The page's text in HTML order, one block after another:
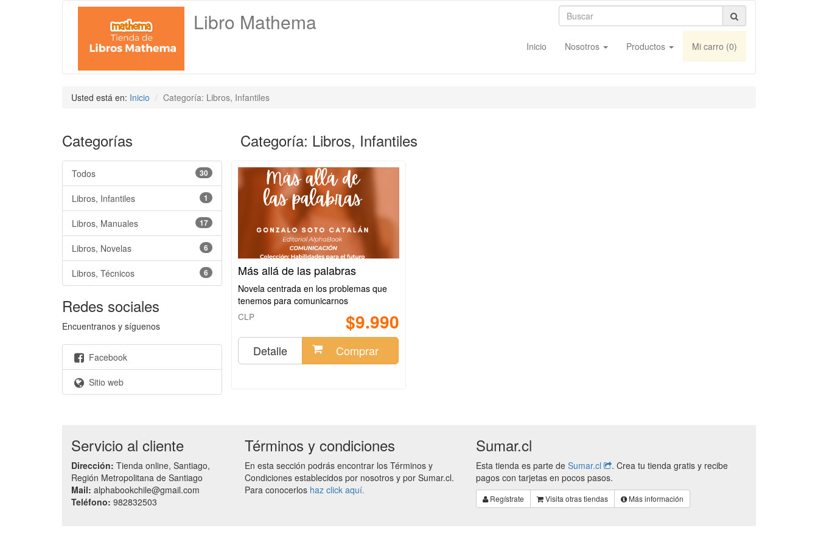
Libro Mathema
Inicio Nosotros Productos Mi carro (0)
Usted está en: Inicio Categoría: Libros, Infantiles
Categorías
30
Todos
1
Libros, Infantiles
17
Libros, Manuales
6
Libros, Novelas
6
Libros, Técnicos
Redes sociales
Encuentranos y síguenos
Facebook
Sitio web
Categoría: Libros, Infantiles
Más allá de las palabras
Novela centrada en los problemas que
tenemos para comunicarnos
$9.990
CLP
Detalle Comprar
Servicio al cliente
Dirección: Tienda online, Santiago,
Región Metropolitana de Santiago
Mail: alphabookchile@gmail.com
Teléfono: 982832503
Términos y condiciones
En esta sección podrás encontrar los Términos y
Condiciones establecidos por nosotros y por Sumar.cl.
Para conocerlos haz click aquí.
Sumar.cl
Esta tienda es parte de Sumar.cl
. Crea tu tienda gratis y recibe
pagos con tarjetas en pocos pasos.
Regístrate Visita otras tiendas Más información